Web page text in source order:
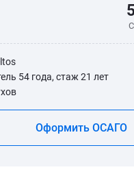
54 года, стаж 21 лет
Оформить ОСАГО